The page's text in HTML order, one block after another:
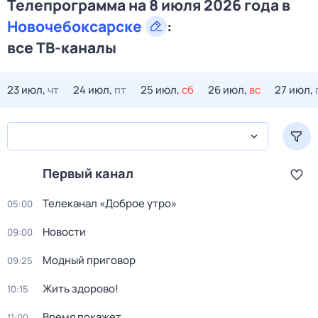
Телепрограмма на 8 июля 2026 года в
Новочебоксарске
:
все ТВ-каналы
23 июл,чт 24 июл, пт 25 июл,сб 26 июл, вс 27 июл,
Первый канал
05:00 Телеканал «Доброе утро»
09:00 Новости
09:25 Модный приговор
10:15 Жить здорово!